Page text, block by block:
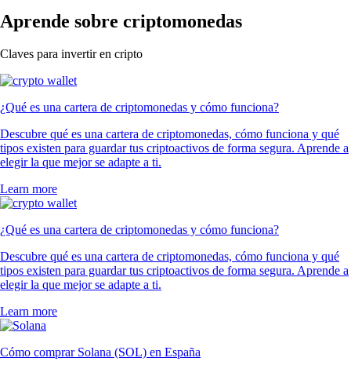
Aprende sobre criptomonedas
Claves para invertir en cripto
¿Qué es una cartera de criptomonedas y cómo funciona?
Descubre qué es una cartera de criptomonedas, cómo funciona y qué
tipos existen para guardar tus criptoactivos de forma segura. Aprende a
elegir la que mejor se adapte a ti.
Learn more
¿Qué es una cartera de criptomonedas y cómo funciona?
Descubre qué es una cartera de criptomonedas, cómo funciona y qué
tipos existen para guardar tus criptoactivos de forma segura. Aprende a
elegir la que mejor se adapte a ti.
Learn more
Cómo comprar Solana (SOL) en España